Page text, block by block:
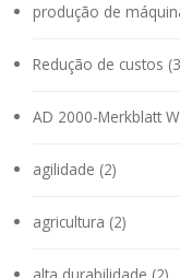
produção de
Redução de custos
AD 2000-Merkblatt
agilidade (2)
agricultura (2)